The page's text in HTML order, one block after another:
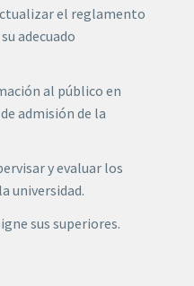
el reglamento
adecuado
al público en
admisión de la
y evaluar los
universidad.
sus superiores.